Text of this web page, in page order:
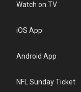
Watch on TV
iOS App
Android App
NFL Sunday Ticket